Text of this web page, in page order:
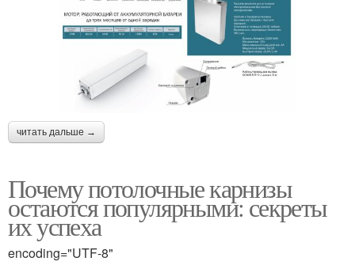
читать дальше →
Почему потолочные карнизы
остаются популярными: секреты
их успеха
encoding="UTF-8"